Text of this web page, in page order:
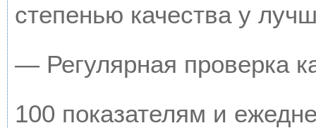
степенью качества у
— Регулярная проверка
100 показателям и